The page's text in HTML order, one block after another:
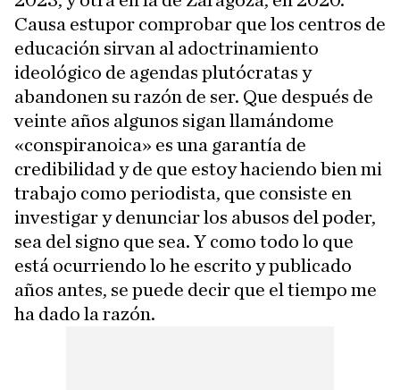
Causa estupor comprobar que los centros de
educación sirvan al adoctrinamiento
ideológico de agendas plutócratas y
abandonen su razón de ser. Que después de
veinte años algunos sigan llamándome
«conspiranoica» es una garantía de
credibilidad y de que estoy haciendo bien mi
trabajo como periodista, que consiste en
investigar y denunciar los abusos del poder,
sea del signo que sea. Y como todo lo que
está ocurriendo lo he escrito y publicado
años antes, se puede decir que el tiempo me
ha dado la razón.